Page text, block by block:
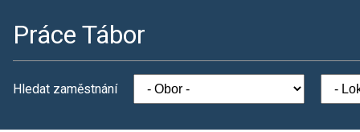
Práce Tábor
Hledat zaměstnání